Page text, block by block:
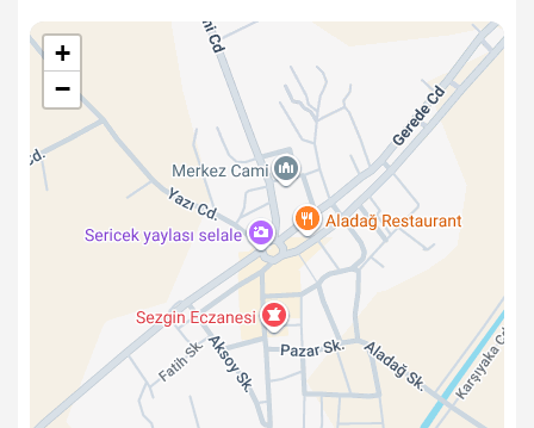
+
−